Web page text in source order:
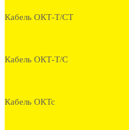
Кабель ОКТ-Т/СТ
Кабель ОКТ-Т/С
Кабель ОКТс